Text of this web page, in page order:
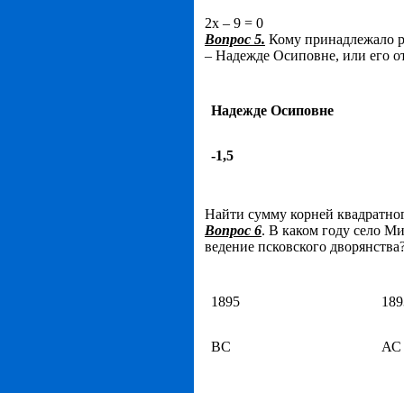
2х – 9 = 0
Вопрос 5. Кому принадлежало
– Надежде Осиповне, или его
Надежде Осиповне
-1,5
Найти сумму корней
Вопрос 6. В каком году село
ведение псковского
1895
ВС АС